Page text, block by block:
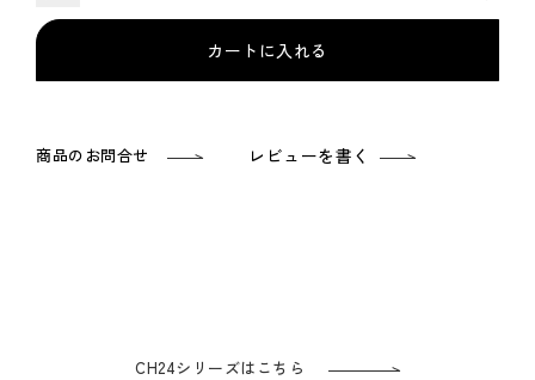
カートに入れる
商品のお問合せ レビューを書く
CH24シリーズはこちら